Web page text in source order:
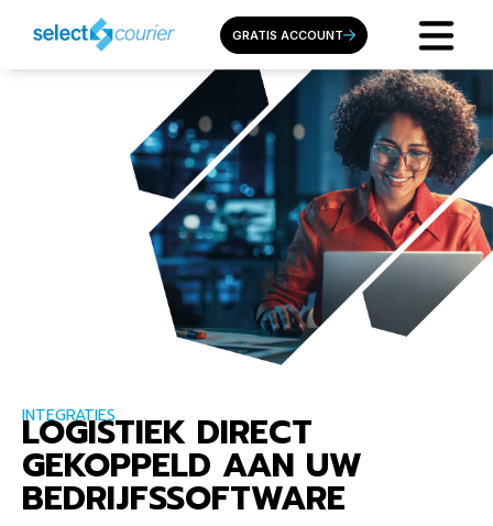
GRATIS ACCOUNT
INTEGRATIES
LOGISTIEK DIRECT
GEKOPPELD AAN UW
BEDRIJFSSOFTWARE